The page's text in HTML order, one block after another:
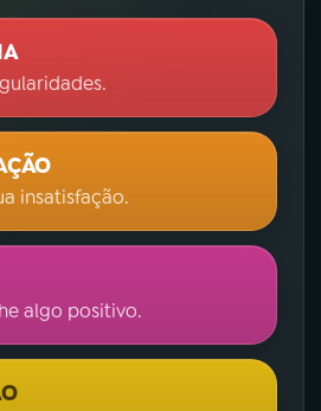
insatisfação.
algo positivo.